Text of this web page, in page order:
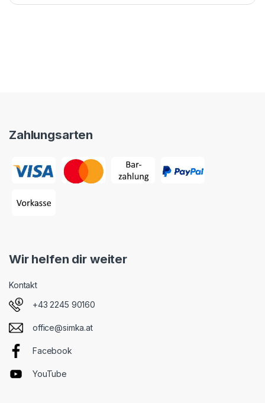
Zahlungsarten
Wir helfen dir weiter
Kontakt
+43 2245 90160
office@simka.at
Facebook
YouTube